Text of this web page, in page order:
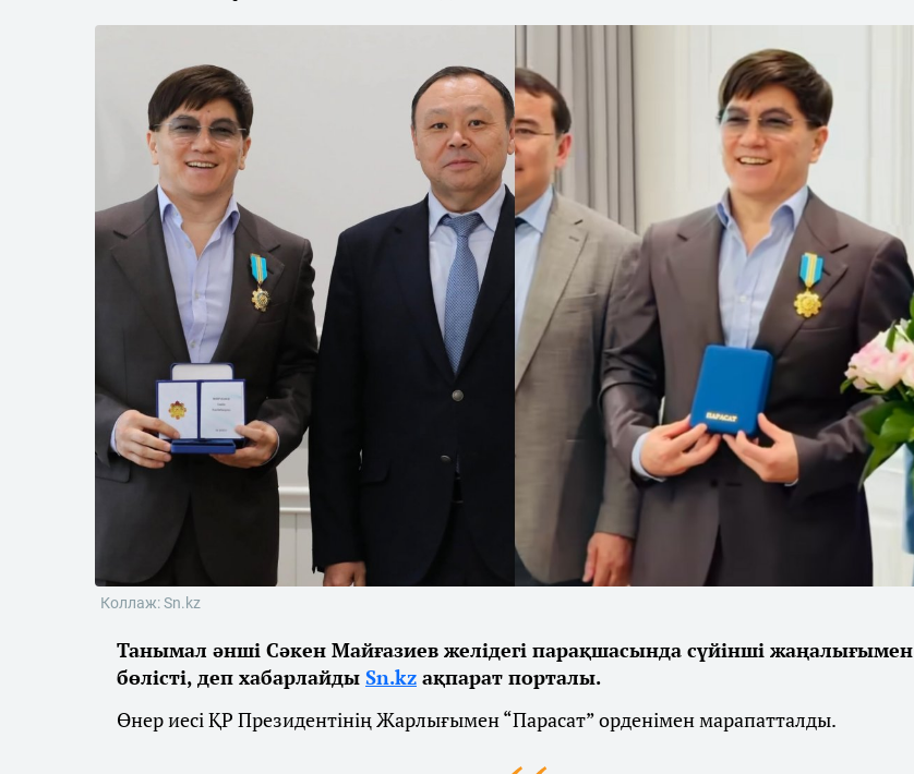
Коллаж: Sn.kz
Танымал әнші Сәкен Майғазиев желідегі парақшасында сүйінші жаңалығымен
бөлісті, деп хабарлайды Sn.kz ақпарат порталы.
Өнер иесі ҚР Президентінің Жарлығымен “Парасат” орденімен марапатталды.